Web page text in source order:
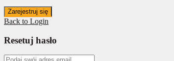
Zarejestruj się
Back to Login
Resetuj hasło